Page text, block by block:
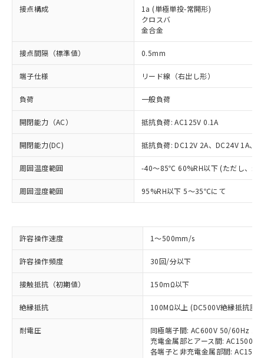
接点構成
1a (単極単投-常開形)
クロスバ
金合金
接点間隔（標準値） 0.5mm
端子仕様 リード線（右出し形）
負荷 一般負荷
開閉能力（AC） 抵抗負荷: AC125V 0.1A
開閉能力(DC) 抵抗負荷: DC12V 2A、DC24V 1A、
周囲温度範囲 -40～85℃ 60%RH以下 (ただし、氷
周囲湿度範囲 95%RH以下 5～35℃にて
許容操作速度 1～500mm/s
許容操作頻度 30回/分以下
接触抵抗（初期値） 150mΩ以下
絶縁抵抗 100MΩ以上 (DC500V絶縁抵抗計
耐電圧
同極端子間: AC600V 50/60Hz
充電金属部とアース間: AC1500V
各端子と非充電金属部間:
対応済み：EU RoHS指令（10物質）の
非含有に対応した製品が提供可能な商品で
対応予定：EU RoHS指令（10物質）の非含
有に対応した製品に切り替える予定のある
対応予定なし：EU RoHS指令（10物質）の